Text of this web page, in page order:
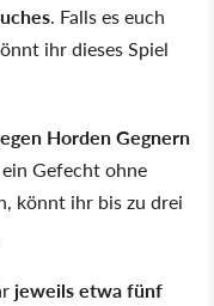
. Falls es euch
ihr dieses Spiel
Horden Gegnern
Gefecht ohne
könnt ihr bis zu drei
jeweils etwa fünf